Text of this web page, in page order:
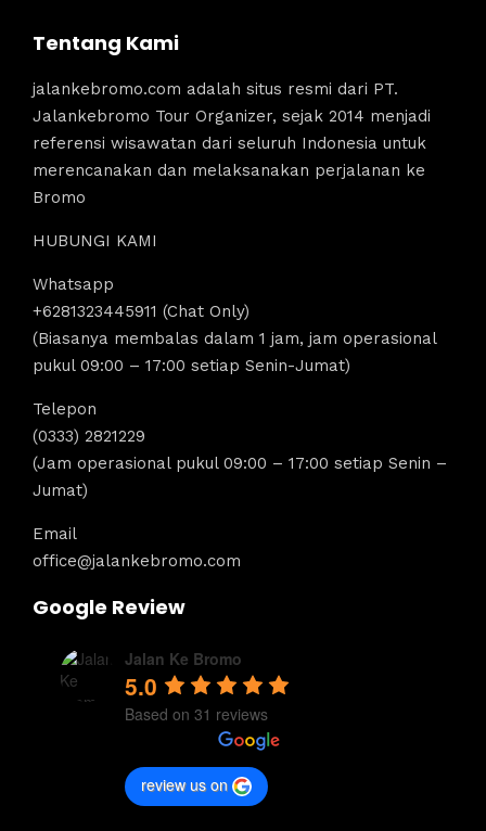
Tentang Kami
jalankebromo.com adalah situs resmi dari PT.
Jalankebromo Tour Organizer, sejak 2014 menjadi
referensi wisawatan dari seluruh Indonesia untuk
merencanakan dan melaksanakan perjalanan ke
Bromo
HUBUNGI KAMI
Whatsapp
+6281323445911 (Chat Only)
(Biasanya membalas dalam 1 jam, jam operasional
pukul 09:00 – 17:00 setiap Senin-Jumat)
Telepon
(0333) 2821229
(Jam operasional pukul 09:00 – 17:00 setiap Senin –
Jumat)
Email
office@jalankebromo.com
Google Review
Jalan Ke Bromo
5.0
Based on 31 reviews
review us on